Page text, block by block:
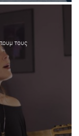
τους